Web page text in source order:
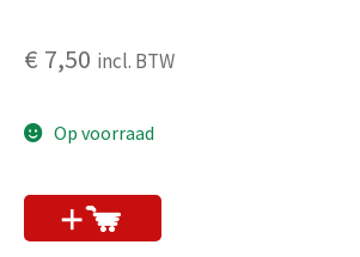
€ 7,50 incl. BTW
Op voorraad
nu kopen